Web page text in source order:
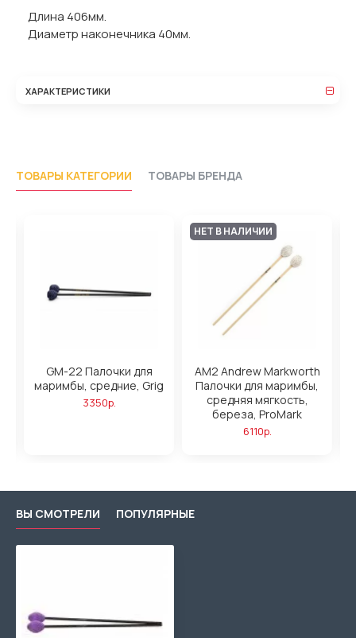
Длина 406мм.
Диаметр наконечника 40мм.
ХАРАКТЕРИСТИКИ
ТОВАРЫ КАТЕГОРИИ ТОВАРЫ БРЕНДА
GM-22 Палочки для
маримбы, средние, Grig
3350р.
НЕТ В НАЛИЧИИ
AM2 Andrew Markworth
Палочки для маримбы,
средняя мягкость,
береза, ProMark
6110р.
ВЫ СМОТРЕЛИ ПОПУЛЯРНЫЕ